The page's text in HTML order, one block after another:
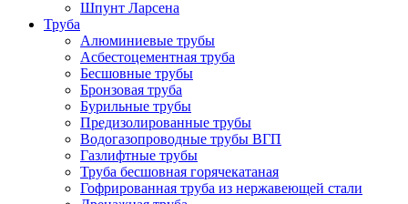
Шпунт Ларсена
Труба
Алюминиевые трубы
Асбестоцементная труба
Бесшовные трубы
Бронзовая труба
Бурильные трубы
Предизолированные трубы
Водогазопроводные трубы ВГП
Газлифтные трубы
Труба бесшовная горячекатаная
Гофрированная труба из нержавеющей стали